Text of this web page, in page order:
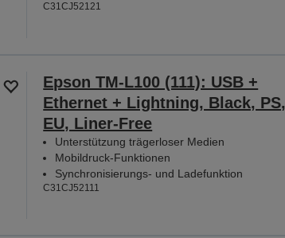
C31CJ52121
Epson TM-L100 (111): USB +
Ethernet + Lightning, Black, PS,
EU, Liner-Free
Unterstützung trägerloser Medien
Mobildruck-Funktionen
Synchronisierungs- und Ladefunktion
C31CJ52111